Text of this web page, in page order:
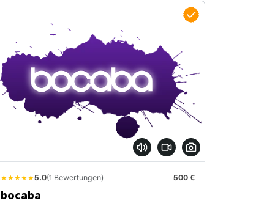
★★★★★5.0(1 Bewertungen) 500 €
bocaba